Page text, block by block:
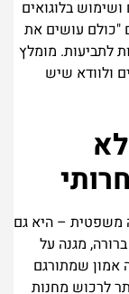
בלוגואים
"כולם עושים את
לתביעות. מומלץ
ולוודא שיש
משפטית – היא גם
מגנה על
אמון שמתורגם
לרכוש מחנות